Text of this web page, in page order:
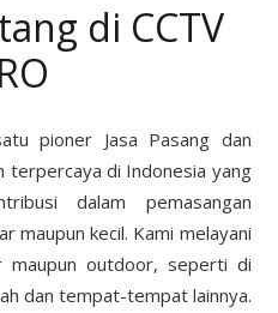
di CCTV
pioner Jasa Pasang dan
terpercaya di Indonesia yang
dalam pemasangan
maupun kecil. Kami melayani
maupun outdoor, seperti di
dan tempat-tempat lainnya.